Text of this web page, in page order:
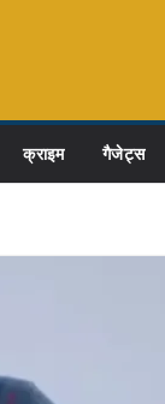
क्राइम गैजेट्स